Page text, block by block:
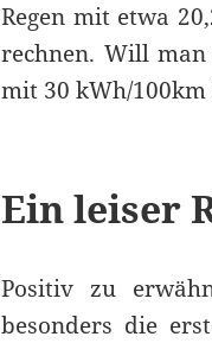
Regen mit etwa
rechnen. Will
mit 30 kWh/
Ein leiser
Positiv zu
besonders die